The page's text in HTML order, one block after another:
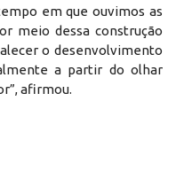
em que ouvimos as
meio dessa construção
o desenvolvimento
a partir do olhar
afirmou.